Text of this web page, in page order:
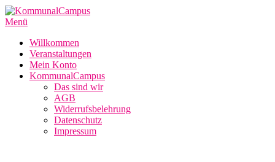
Zum
Inhalt
Menü
Willkommen
Veranstaltungen
Mein Konto
KommunalCampus
Das sind wir
AGB
Widerrufsbelehrung
Datenschutz
Impressum